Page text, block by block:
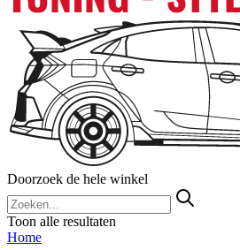
Doorzoek de hele winkel
Toon alle resultaten
Home